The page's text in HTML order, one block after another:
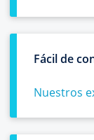
Fácil de
Nuestros